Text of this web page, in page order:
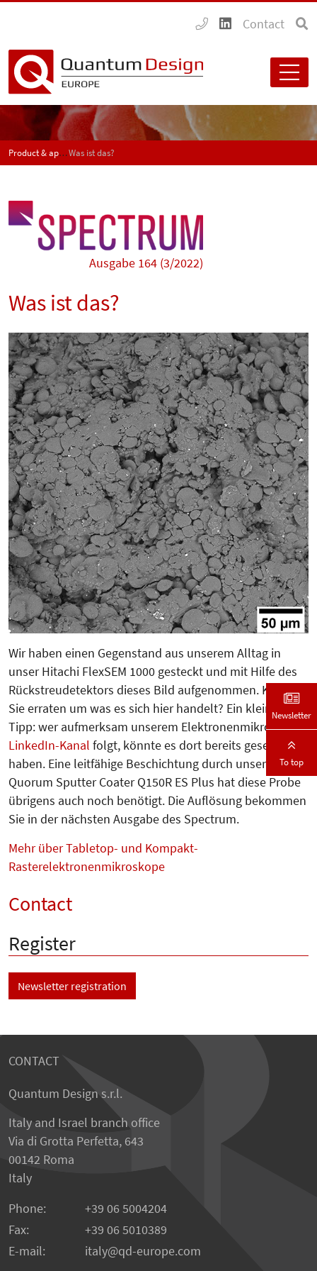
Contact
Product & application news - SPECTRUMWas ist das?
Ausgabe 164 (3/2022)
Was ist das?
Wir haben einen Gegenstand aus unserem Alltag in
unser Hitachi FlexSEM 1000 gesteckt und mit Hilfe des
Rückstreudetektors dieses Bild aufgenommen. Können
Sie erraten um was es sich hier handelt? Ein kleiner
Tipp: wer aufmerksam unserem Elektronenmikroskopie
LinkedIn-Kanal folgt, könnte es dort bereits gesehen
haben. Eine leitfähige Beschichtung durch unseren
Quorum Sputter Coater Q150R ES Plus hat diese Probe
übrigens auch noch benötigt. Die Auflösung bekommen
Sie in der nächsten Ausgabe des Spectrum.
Mehr über Tabletop- und Kompakt-
Rasterelektronenmikroskope
Contact
Register
Newsletter registration
CONTACT
Quantum Design s.r.l.
Italy and Israel branch office
Via di Grotta Perfetta, 643
00142 Roma
Italy
Phone:
+39 06 5004204
Fax:
+39 06 5010389
E-mail:
italy@qd-europe.com
Newsletter
To top